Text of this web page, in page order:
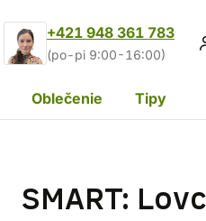
+421 948 361 783
(po-pi 9:00-16:00)
Oblečenie Tipy
SMART: